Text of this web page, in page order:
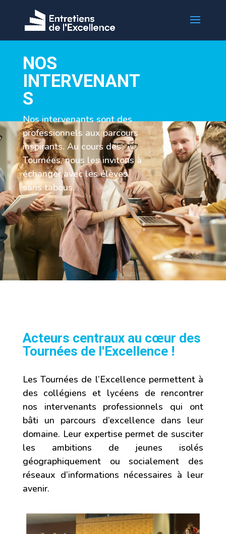
NOS
INTERVENANT
S
Nos intervenants sont des
professionnels aux parcours
inspirants. Au cours des
Tournées, nous les invitons à
échanger avec les élèves
sans tabous.
Acteurs centraux au cœur des
Tournées de l'Excellence !
Les Tournées de l’Excellence permettent à
des collégiens et lycéens de rencontrer
nos intervenants professionnels qui ont
bâti un parcours d’excellence dans leur
domaine. Leur expertise permet de susciter
les ambitions de jeunes isolés
géographiquement ou socialement des
réseaux d’informations nécessaires à leur
avenir.